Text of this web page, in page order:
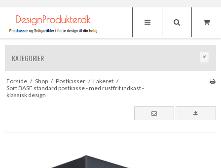
KATEGORIER
Forside / Shop / Postkasser / Lakeret /
Sort BASE standard postkasse - med rustfrit indkast -
klassisk design